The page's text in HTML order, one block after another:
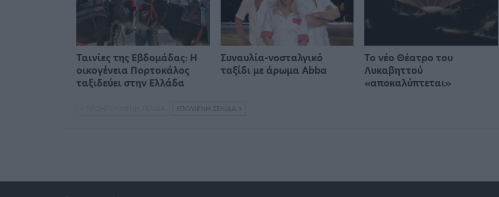
Ταινίες της Εβδομάδας: Η
οικογένεια Πορτοκάλος
ταξιδεύει στην Ελλάδα
Συναυλία-νοσταλγικό
ταξίδι με άρωμα Abba
Το νέο Θέατρο του
Λυκαβηττού
«αποκαλύπτεται»
ΕΠΌΜΕΝΗ ΣΕΛΊΔΑ